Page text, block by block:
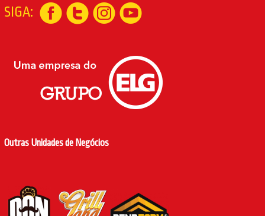
SIGA:
Outras Unidades de Negócios